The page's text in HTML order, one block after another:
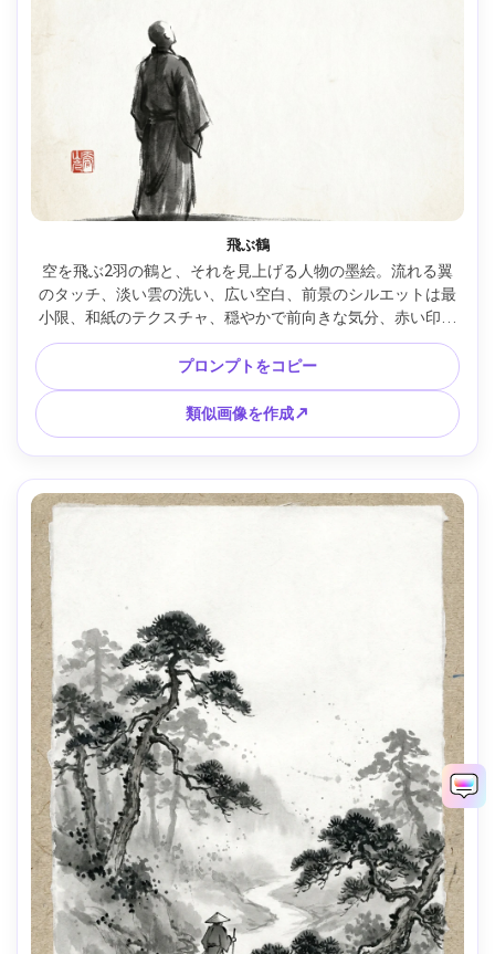
飛ぶ鶴
空を飛ぶ2羽の鶴と、それを見上げる人物の墨絵。流れる翼
のタッチ、淡い雲の洗い、広い空白、前景のシルエットは最
小限、和紙のテクスチャ、穏やかで前向きな気分、赤い印、
85mmレンズ、浅い被写界深度、柔らかなシネマ調 --ar 4:5
プロンプトをコピー
類似画像を作成↗